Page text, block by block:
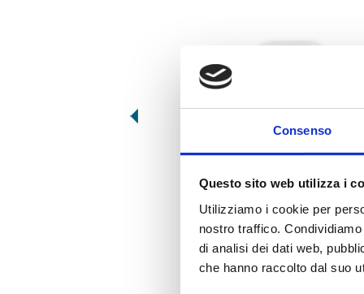
Consenso
Questo sito web utilizza i
Utilizziamo i cookie per
nostro traffico.
di analisi dei dati web,
che hanno raccolto dal suo
ATM034